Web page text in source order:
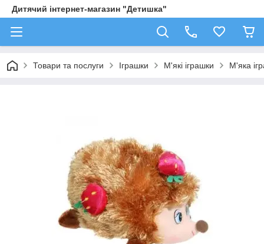
Дитячий інтернет-магазин "Детишка"
Товари та послуги Іграшки М'які іграшки М'яка